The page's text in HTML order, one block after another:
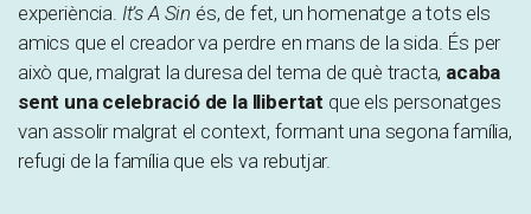
experiència. It’s A Sin és, de fet, un homenatge a tots els
amics que el creador va perdre en mans de la sida. És per
això que, malgrat la duresa del tema de què tracta, acaba
sent una celebració de la llibertat que els personatges
van assolir malgrat el context, formant una segona família,
refugi de la família que els va rebutjar.